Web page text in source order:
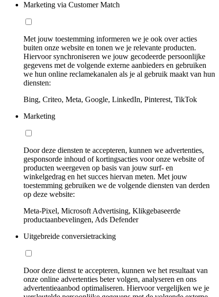
Marketing via Customer Match
Met jouw toestemming informeren we je ook over acties
buiten onze website en tonen we je relevante producten.
Hiervoor synchroniseren we jouw gecodeerde persoonlijke
gegevens met de volgende externe aanbieders en gebruiken
we hun online reclamekanalen als je al gebruik maakt van hun
diensten:
Bing, Criteo, Meta, Google, LinkedIn, Pinterest, TikTok
Marketing
Door deze diensten te accepteren, kunnen we advertenties,
gesponsorde inhoud of kortingsacties voor onze website of
producten weergeven op basis van jouw surf- en
winkelgedrag en het succes hiervan meten. Met jouw
toestemming gebruiken we de volgende diensten van derden
op deze website:
Meta-Pixel, Microsoft Advertising, Klikgebaseerde
productaanbevelingen, Ads Defender
Uitgebreide conversietracking
Door deze dienst te accepteren, kunnen we het resultaat van
onze online advertenties beter volgen, analyseren en ons
advertentieaanbod optimaliseren. Hiervoor vergelijken we je